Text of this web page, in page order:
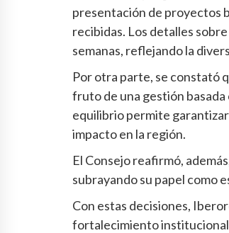
presentación de proyectos
recibidas. Los detalles
semanas, reflejando la
Por otra parte, se constató
fruto de una gestión basada
equilibrio permite
impacto en la región.
El Consejo reafirmó,
subrayando su papel como
Con estas decisiones,
fortalecimiento